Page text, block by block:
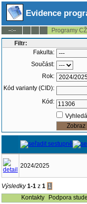
Evidence
--:-- Programy
Filtr:
Fakulta:
Součást:
Rok:
Kód varianty (CID):
Kód:
2024/2025
Výsledky1-1 z 1 1
Kontakty
Podpora